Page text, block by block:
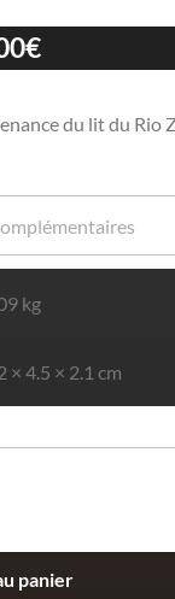
€
du lit du Rio
kg
× 4.5 × 2.1 cm
panier